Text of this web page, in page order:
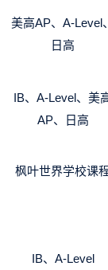
美高AP、A-Level
日高
IB、A-Level、美
AP、日高
枫叶世界学校课
IB、A-Level